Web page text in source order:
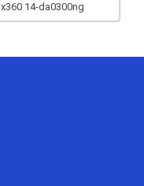
x360 14-da0300ng